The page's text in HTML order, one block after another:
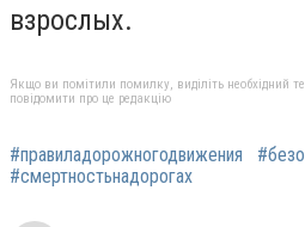
взрослых.
Якщо ви помітили помилку, виділіть необхідний
повідомити про це редакцію
#правиладорожногодвижения
#смертностьнадорогах